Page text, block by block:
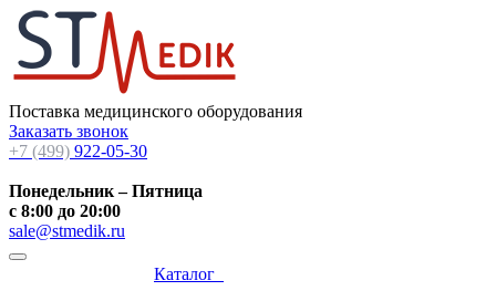
Поставка медицинского оборудования
Заказать звонок
+7 (499) 922-05-30
Понедельник – Пятница
с 8:00 до 20:00
sale@stmedik.ru
Каталог